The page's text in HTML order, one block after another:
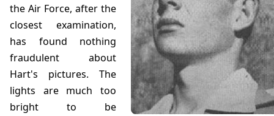
the Air Force, after the
closest examination,
has found nothing
fraudulent about
Hart's pictures. The
lights are much too
bright to be